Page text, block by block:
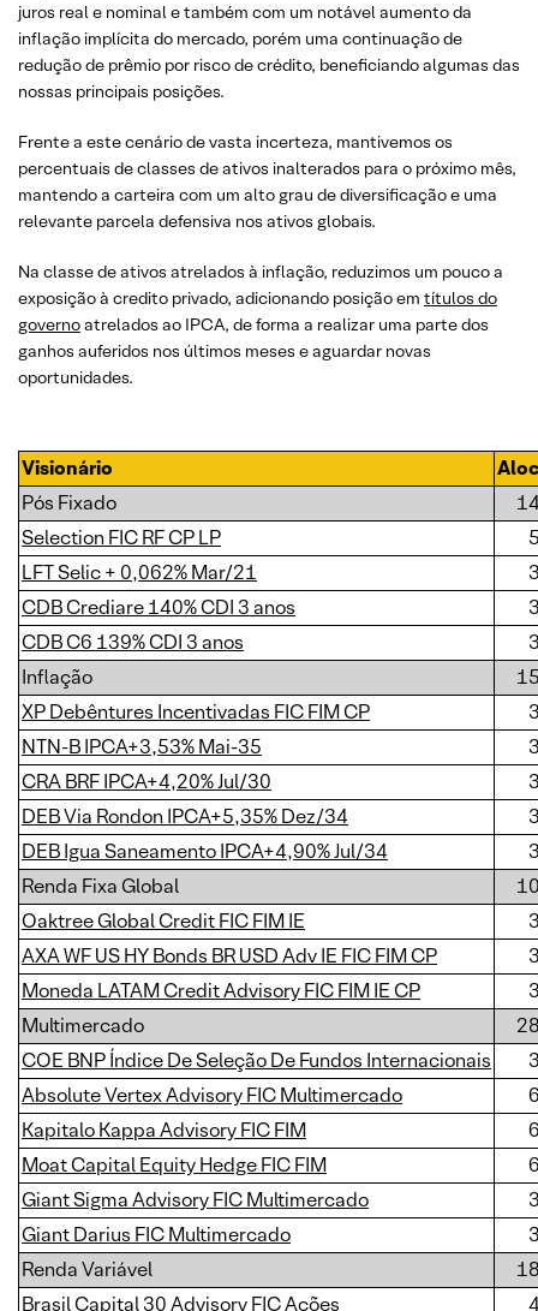
juros real e nominal e também com um notável aumento da
inflação implícita do mercado, porém uma continuação de
redução de prêmio por risco de crédito, beneficiando algumas das
nossas principais posições.
Frente a este cenário de vasta incerteza, mantivemos os
percentuais de classes de ativos inalterados para o próximo mês,
mantendo a carteira com um alto grau de diversificação e uma
relevante parcela defensiva nos ativos globais.
Na classe de ativos atrelados à inflação, reduzimos um pouco a
exposição à credito privado, adicionando posição em títulos do
governoatrelados ao IPCA, de forma a realizar uma parte dos
ganhos auferidos nos últimos meses e aguardar novas
oportunidades.
Visionário
Pós Fixado
Selection FIC RF CP LP
LFT Selic + 0,062% Mar/21
CDB Crediare 140% CDI 3 anos
CDB C6 139% CDI 3 anos
Inflação
XP Debêntures Incentivadas FIC FIM CP
NTN-B IPCA+3,53% Mai-35
CRA BRF IPCA+4,20% Jul/30
DEB Via Rondon IPCA+5,35% Dez/34
DEB Igua Saneamento IPCA+4,90% Jul/34
Renda Fixa Global
Oaktree Global Credit FIC FIM IE
AXA WF US HY Bonds BR USD Adv IE FIC FIM CP
Moneda LATAM Credit Advisory FIC FIM IE CP
Multimercado
COE BNP Índice De Seleção De Fundos Internacionais
Absolute Vertex Advisory FIC Multimercado
Kapitalo Kappa Advisory FIC FIM
Moat Capital Equity Hedge FIC FIM
Giant Sigma Advisory FIC Multimercado
Giant Darius FIC Multimercado
Renda Variável
Brasil Capital 30 Advisory FIC Ações